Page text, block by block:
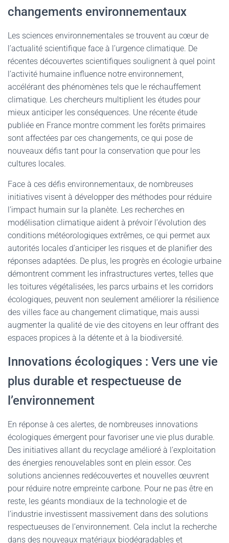
changements environnementaux
Les sciences environnementales se trouvent au cœur de
l’actualité scientifique face à l’urgence climatique. De
récentes découvertes scientifiques soulignent à quel point
l’activité humaine influence notre environnement,
accélérant des phénomènes tels que le réchauffement
climatique. Les chercheurs multiplient les études pour
mieux anticiper les conséquences. Une récente étude
publiée en France montre comment les forêts primaires
sont affectées par ces changements, ce qui pose de
nouveaux défis tant pour la conservation que pour les
cultures locales.
Face à ces défis environnementaux, de nombreuses
initiatives visent à développer des méthodes pour réduire
l’impact humain sur la planète. Les recherches en
modélisation climatique aident à prévoir l’évolution des
conditions météorologiques extrêmes, ce qui permet aux
autorités locales d’anticiper les risques et de planifier des
réponses adaptées. De plus, les progrès en écologie urbaine
démontrent comment les infrastructures vertes, telles que
les toitures végétalisées, les parcs urbains et les corridors
écologiques, peuvent non seulement améliorer la résilience
des villes face au changement climatique, mais aussi
augmenter la qualité de vie des citoyens en leur offrant des
espaces propices à la détente et à la biodiversité.
Innovations écologiques : Vers une vie
plus durable et respectueuse de
l’environnement
En réponse à ces alertes, de nombreuses innovations
écologiques émergent pour favoriser une vie plus durable.
Des initiatives allant du recyclage amélioré à l’exploitation
des énergies renouvelables sont en plein essor. Ces
solutions anciennes redécouvertes et nouvelles œuvrent
pour réduire notre empreinte carbone. Pour ne pas être en
reste, les géants mondiaux de la technologie et de
l’industrie investissent massivement dans des solutions
respectueuses de l’environnement. Cela inclut la recherche
dans des nouveaux matériaux biodégradables et